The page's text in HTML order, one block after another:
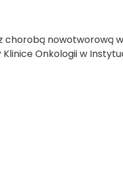
chorobą nowotworową
Klinice Onkologii w